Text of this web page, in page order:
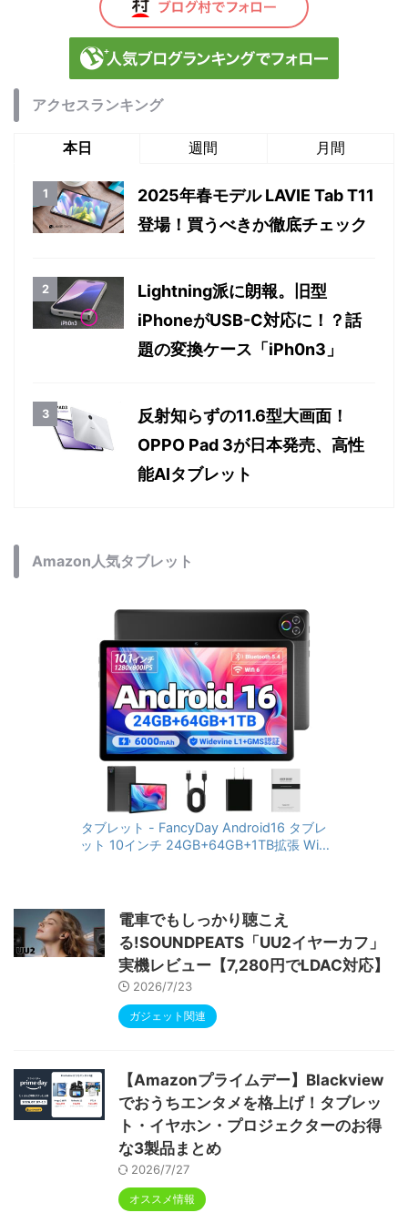
アクセスランキング
本日 週間 月間
2025年春モデル LAVIE Tab T11
登場！買うべきか徹底チェック
Lightning派に朗報。旧型
iPhoneがUSB-C対応に！？話
題の変換ケース「iPh0n3」
反射知らずの11.6型大画面！
OPPO Pad 3が日本発売、高性
能AIタブレット
Amazon人気タブレット
タブレット - FancyDay Android16 タブレ
ット 10インチ 24GB+64GB+1TB拡張 WiFi
RGBライト 児童守護 IPS画面 日本語説明書
電車でもしっかり聴こえ
る!SOUNDPEATS「UU2イヤーカフ」
実機レビュー【7,280円でLDAC対応】
2026/7/23
ガジェット関連
【Amazonプライムデー】Blackview
でおうちエンタメを格上げ！タブレッ
ト・イヤホン・プロジェクターのお得
な3製品まとめ
2026/7/27
オススメ情報